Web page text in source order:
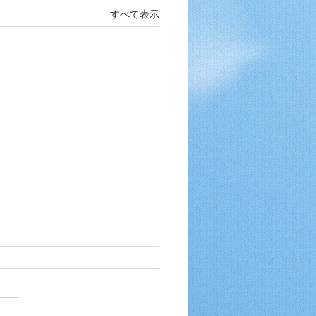
すべて表示
3rd ZIP戦 動画公開
ちは！ 先日はSTUMP戦に